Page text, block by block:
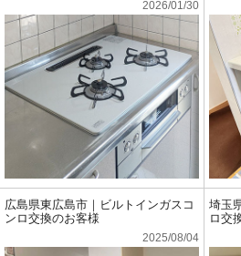
2026/01/30
広島県東広島市｜ビルトインガスコ
ンロ交換のお客様
2025/08/04
埼玉
ロ交